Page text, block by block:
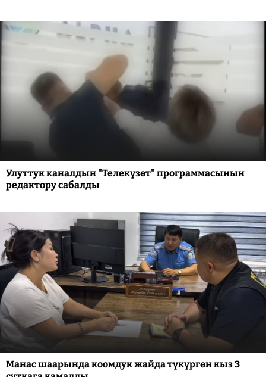
Улуттук каналдын "Телекүзөт" программасынын
редактору сабалды
Манас шаарында коомдук жайда түкүргөн кыз 3